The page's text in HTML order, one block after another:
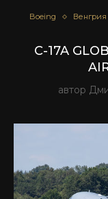
Boeing Венгрия
C-17A
автор